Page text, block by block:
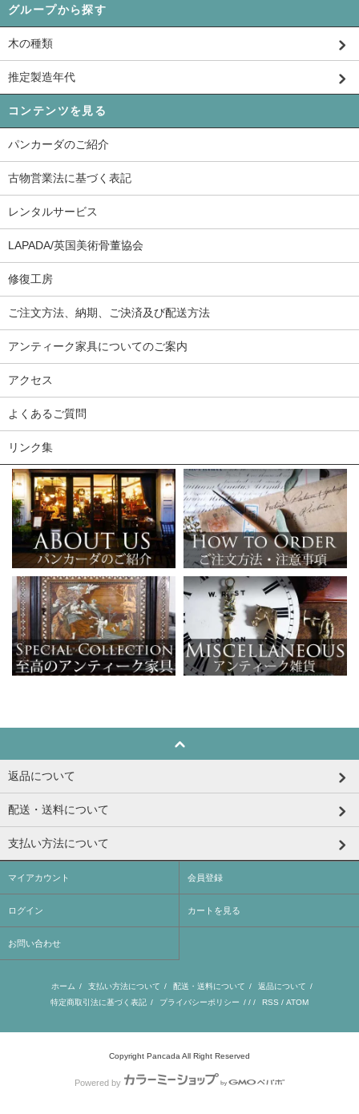
グループから探す
木の種類
推定製造年代
コンテンツを見る
パンカーダのご紹介
古物営業法に基づく表記
レンタルサービス
LAPADA/英国美術骨董協会
修復工房
ご注文方法、納期、ご決済及び配送方法
アンティーク家具についてのご案内
アクセス
よくあるご質問
リンク集
返品について
配送・送料について
支払い方法について
マイアカウント 会員登録
ログイン カートを見る
お問い合わせ
ホーム / 支払い方法について / 配送・送料について / 返品について /
特定商取引法に基づく表記 / プライバシーポリシー / / / RSS / ATOM
Copyright Pancada All Right Reserved
Powered by